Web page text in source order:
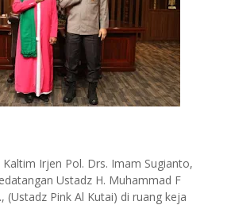
Kaltim Irjen Pol. Drs. Imam Sugianto,
Ustadz H. Muhammad F
(Ustadz Pink Al Kutai) di ruang keja